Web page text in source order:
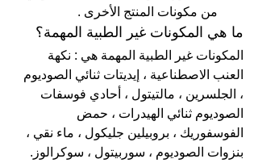
من مكونات المنتج الأخرى .
ما هي المكونات غير الطبية المهمة؟
المكونات غير الطبية المهمة هي : نكهة
العنب الاصطناعية ، إيديتات ثنائي الصوديوم
، الجلسرين ، مالتيتول ، أحادي فوسفات
الصوديوم ثنائي الهيدرات ، حمض
الفوسفوريك ، بروبيلين جليكول ، ماء نقي ،
بنزوات الصوديوم ، سوربيتول ، سوكرالوز.